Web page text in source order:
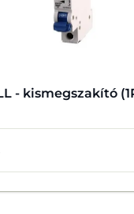
- kismegszakító